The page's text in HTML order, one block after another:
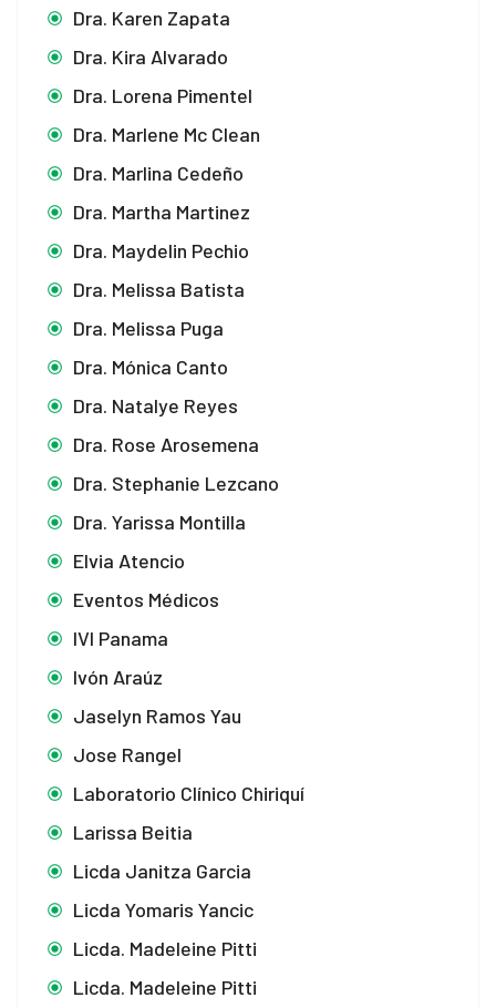
Dra. Karen Zapata
Dra. Kira Alvarado
Dra. Lorena Pimentel
Dra. Marlene Mc Clean
Dra. Marlina Cedeño
Dra. Martha Martinez
Dra. Maydelin Pechio
Dra. Melissa Batista
Dra. Melissa Puga
Dra. Mónica Canto
Dra. Natalye Reyes
Dra. Rose Arosemena
Dra. Stephanie Lezcano
Dra. Yarissa Montilla
Elvia Atencio
Eventos Médicos
IVI Panama
Ivón Araúz
Jaselyn Ramos Yau
Jose Rangel
Laboratorio Clínico Chiriquí
Larissa Beitia
Licda Janitza Garcia
Licda Yomaris Yancic
Licda. Madeleine Pitti
Licda. Madeleine Pitti